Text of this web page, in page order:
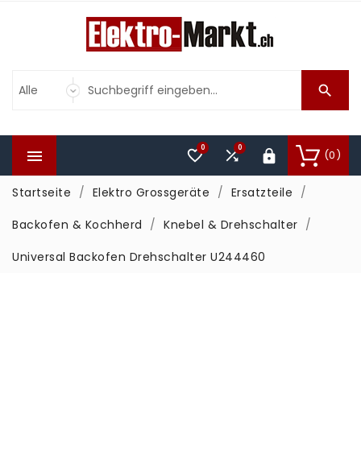

 (0)

0
0
Startseite Elektro Grossgeräte
Ersatzteile
Backofen & Kochherd
Knebel & Drehschalter
Universal Backofen Drehschalter U244460